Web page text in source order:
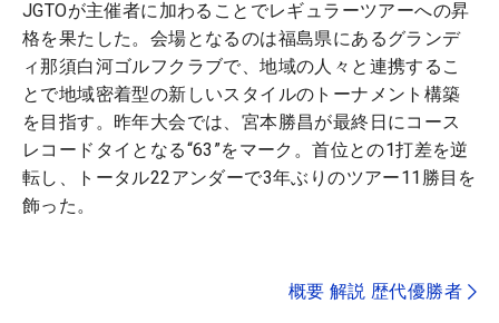
JGTOが主催者に加わることでレギュラーツアーへの昇
格を果たした。会場となるのは福島県にあるグランデ
ィ那須白河ゴルフクラブで、地域の人々と連携するこ
とで地域密着型の新しいスタイルのトーナメント構築
を目指す。昨年大会では、宮本勝昌が最終日にコース
レコードタイとなる“63”をマーク。首位との1打差を逆
転し、トータル22アンダーで3年ぶりのツアー11勝目を
飾った。
概要 解説 歴代優勝者